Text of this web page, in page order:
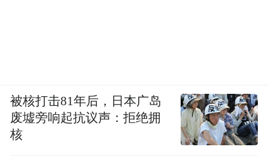
被核打击81年后，日本广岛
废墟旁响起抗议声：拒绝拥
核